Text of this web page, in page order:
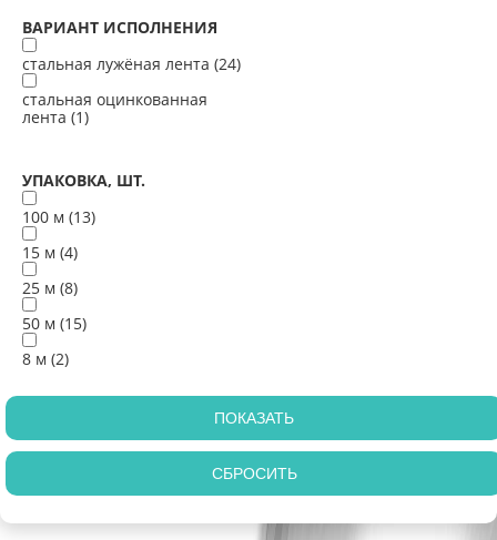
ВАРИАНТ ИСПОЛНЕНИЯ
стальная лужёная лента (24)
стальная оцинкованная
лента (1)
УПАКОВКА, ШТ.
100 м (13)
15 м (4)
25 м (8)
50 м (15)
8 м (2)